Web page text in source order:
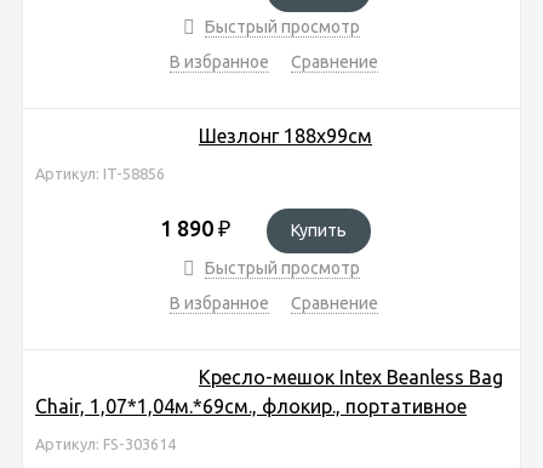
Быстрый просмотр
В избранное
Сравнение
Шезлонг 188х99см
Артикул: IT-58856
1 890 ₽
Купить
Быстрый просмотр
В избранное
Сравнение
Кресло-мешок Intex Beanless Bag
Chair, 1,07*1,04м.*69см., флокир., портативное
Артикул: FS-303614